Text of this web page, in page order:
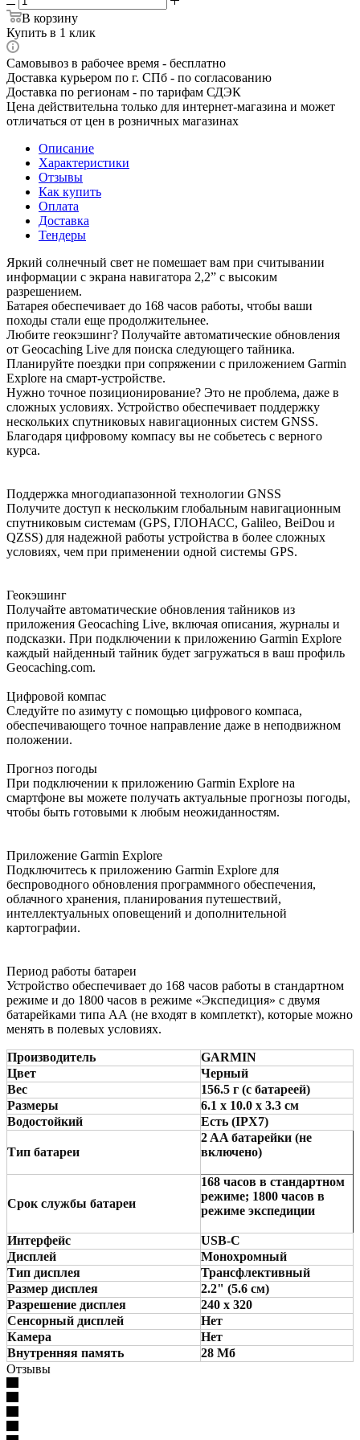
В корзину
Купить в 1 клик
Самовывоз в рабочее время - бесплатно
Доставка курьером по г. СПб - по согласованию
Доставка по регионам - по тарифам СДЭК
Цена действительна только для интернет-магазина и может
отличаться от цен в розничных магазинах
Описание
Характеристики
Отзывы
Как купить
Оплата
Доставка
Тендеры
Яркий солнечный свет не помешает вам при считывании
информации с экрана навигатора 2,2” с высоким
разрешением.
Батарея обеспечивает до 168 часов работы, чтобы ваши
походы стали еще продолжительнее.
Любите геокэшинг? Получайте автоматические обновления
от Geocaching Live для поиска следующего тайника.
Планируйте поездки при сопряжении с приложением Garmin
Explore на смарт-устройстве.
Нужно точное позиционирование? Это не проблема, даже в
сложных условиях. Устройство обеспечивает поддержку
нескольких спутниковых навигационных систем GNSS.
Благодаря цифровому компасу вы не собьетесь с верного
курса.
Поддержка многодиапазонной технологии GNSS
Получите доступ к нескольким глобальным навигационным
спутниковым системам (GPS, ГЛОНАСС, Galileo, BeiDou и
QZSS) для надежной работы устройства в более сложных
условиях, чем при применении одной системы GPS.
Геокэшинг
Получайте автоматические обновления тайников из
приложения Geocaching Live, включая описания, журналы и
подсказки. При подключении к приложению Garmin Explore
каждый найденный тайник будет загружаться в ваш профиль
Geocaching.com.
Цифровой компас
Следуйте по азимуту с помощью цифрового компаса,
обеспечивающего точное направление даже в неподвижном
положении.
Прогноз погоды
При подключении к приложению Garmin Explore на
смартфоне вы можете получать актуальные прогнозы погоды,
чтобы быть готовыми к любым неожиданностям.
Приложение Garmin Explore
Подключитесь к приложению Garmin Explore для
беспроводного обновления программного обеспечения,
облачного хранения, планирования путешествий,
интеллектуальных оповещений и дополнительной
картографии.
Период работы батареи
Устройство обеспечивает до 168 часов работы в стандартном
режиме и до 1800 часов в режиме «Экспедиция» с двумя
батарейками типа АА (не входят в комплеткт), которые можно
менять в полевых условиях.
Производитель
GARMIN
Цвет
Черный
Вес
156.5 г (с батареей)
Размеры
6.1 x 10.0 x 3.3 см
Водостойкий
Есть (IPX7)
Тип батареи
2 AA батарейки (не
включено)
Срок службы батареи
168 часов в стандартном
режиме; 1800 часов в
режиме экспедиции
Интерфейс
USB-C
Дисплей
Монохромный
Тип дисплея
Трансфлективный
Размер дисплея
2.2" (5.6 см)
Разрешение дисплея
240 х 320
Сенсорный дисплей
Нет
Камера
Нет
Внутренняя память
28 Мб
Отзывы